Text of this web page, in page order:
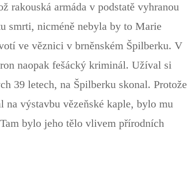
rakouská armáda v podstatě vyhranou
smrti, nicméně nebyla by to Marie
ve věznici v brněnském Špilberku. V
naopak fešácký kriminál. Užíval si
39 letech, na Špilberku skonal. Protože
na výstavbu vězeňské kaple, bylo mu
bylo jeho tělo vlivem přírodních